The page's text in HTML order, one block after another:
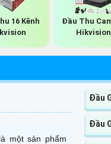
16 Kênh
Đầu Thu
Hikvision
một sản phẩm
Đầu
Đầu